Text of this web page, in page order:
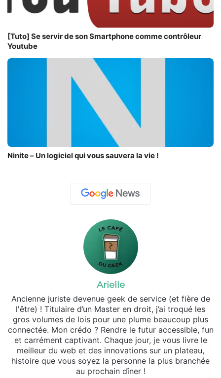
[Tuto] Se servir de son Smartphone comme contrôleur
Youtube
Ninite – Un logiciel qui vous sauvera la vie !
Arielle
Ancienne juriste devenue geek de service (et fière de
l'être) ! Titulaire d’un Master en droit, j’ai troqué les
gros volumes de lois pour une plume beaucoup plus
connectée. Mon crédo ? Rendre le futur accessible, fun
et carrément captivant. Chaque jour, je vous livre le
meilleur du web et des innovations sur un plateau,
histoire que vous soyez la personne la plus branchée
au prochain dîner !